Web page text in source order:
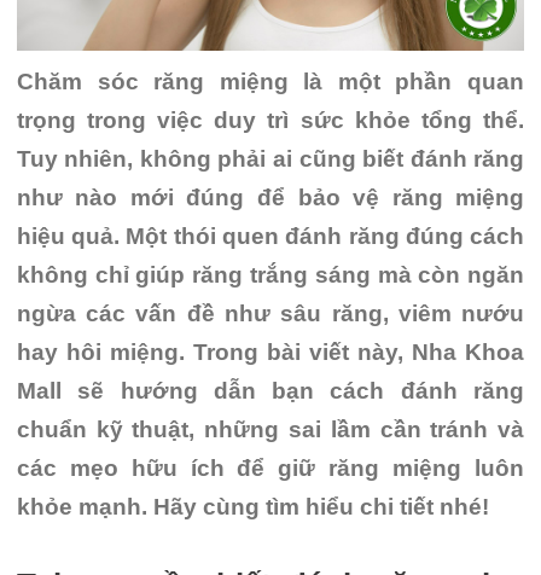
Chăm sóc răng miệng là một phần quan
trọng trong việc duy trì sức khỏe tổng thể.
Tuy nhiên, không phải ai cũng biết đánh răng
như nào mới đúng để bảo vệ răng miệng
hiệu quả. Một thói quen đánh răng đúng cách
không chỉ giúp răng trắng sáng mà còn ngăn
ngừa các vấn đề như sâu răng, viêm nướu
hay hôi miệng. Trong bài viết này, Nha Khoa
Mall sẽ hướng dẫn bạn cách đánh răng
chuẩn kỹ thuật, những sai lầm cần tránh và
các mẹo hữu ích để giữ răng miệng luôn
khỏe mạnh. Hãy cùng tìm hiểu chi tiết nhé!